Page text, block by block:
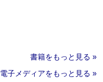
書籍をもっと見る »
電子メディアをもっと見る »